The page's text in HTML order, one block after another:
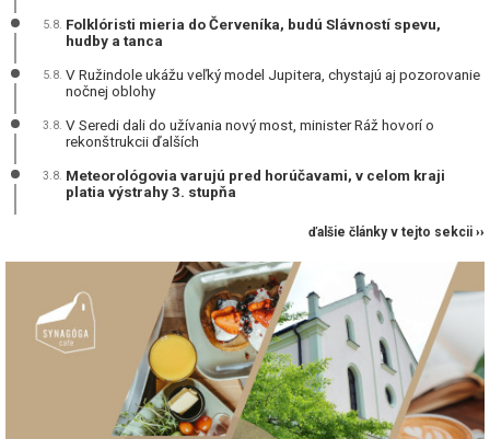
5.8. Folklóristi mieria do Červeníka, budú Slávností spevu,
hudby a tanca
5.8. V Ružindole ukážu veľký model Jupitera, chystajú aj pozorovanie
nočnej oblohy
3.8. V Seredi dali do užívania nový most, minister Ráž hovorí o
rekonštrukcii ďalších
3.8. Meteorológovia varujú pred horúčavami, v celom kraji
platia výstrahy 3. stupňa
ďalšie články v tejto sekcii ››